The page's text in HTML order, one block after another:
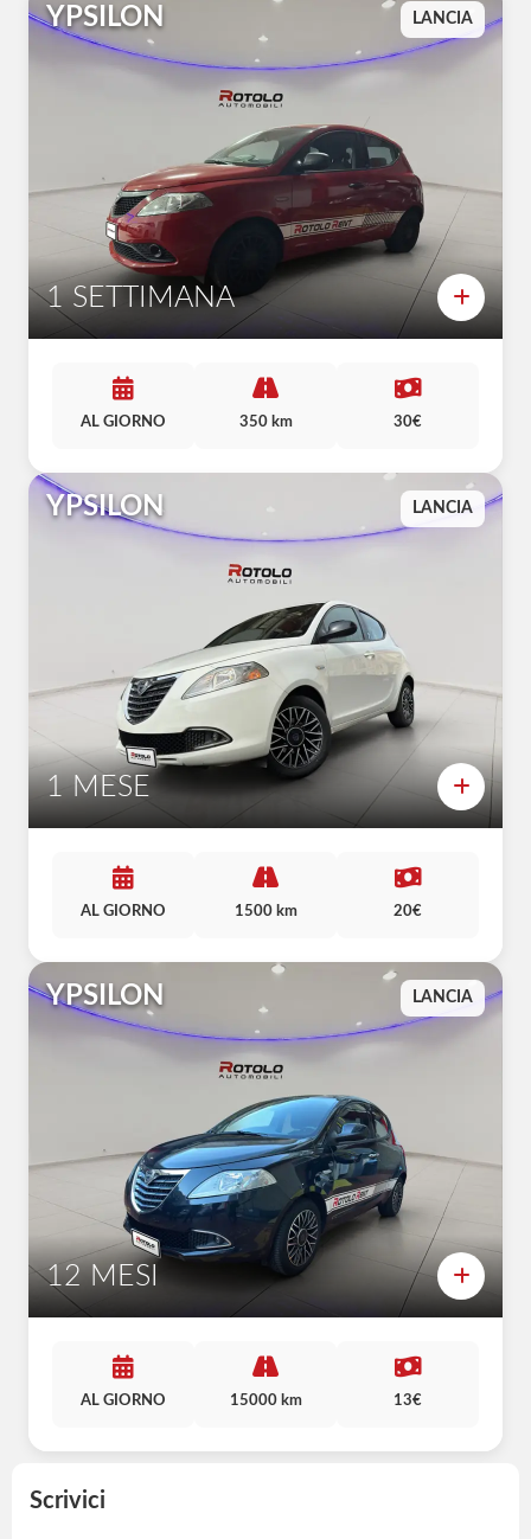
LANCIA
YPSILON
1 SETTIMANA
AL GIORNO 350 km 30€
LANCIA
YPSILON
1 MESE
AL GIORNO 1500 km 20€
LANCIA
YPSILON
12 MESI
AL GIORNO 15000 km 13€
Scrivici